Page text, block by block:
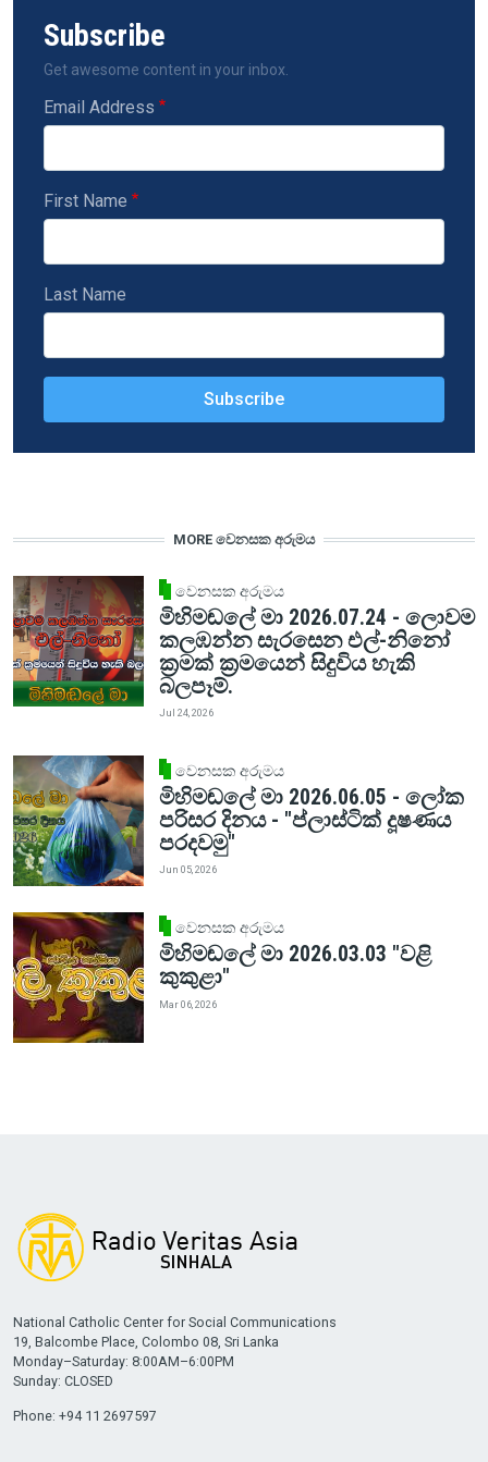
Subscribe
Get awesome content in your inbox.
Email Address
First Name
Last Name
MORE වෙනසක අරුමය
වෙනසක අරුමය
මිහිමඬලේ මා 2026.07.24 - ලොවම
කලඹන්න සැරසෙන එල්-නිනෝ
ක්‍රමක් ක්‍රමයෙන් සිදුවිය හැකි
බලපෑම්.
Jul 24, 2026
වෙනසක අරුමය
මිහිමඬලේ මා 2026.06.05 - ලෝක
පරිසර දිනය - "ප්ලාස්ටික් දූෂණය
පරදවමු"
Jun 05, 2026
වෙනසක අරුමය
මිහිමඬලේ මා 2026.03.03 "වළි
කුකුළා"
Mar 06, 2026
National Catholic Center for Social Communications
19, Balcombe Place, Colombo 08, Sri Lanka
Monday–Saturday: 8:00AM–6:00PM
Sunday: CLOSED
Phone: +94 11 2697597